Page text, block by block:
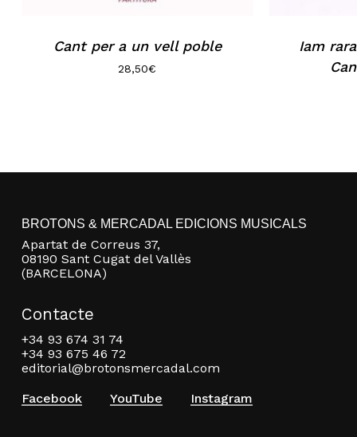
Cant per a un vell poble
28,50€
Iam
BROTONS & MERCADAL EDICIONS MUSICALS
Apartat de Correus 37,
08190 Sant Cugat del Vallès
(BARCELONA)
Contacte
+34 93 674 31 74
+34 93 675 46 72
editorial@brotonsmercadal.com
Facebook
YouTube Instagram